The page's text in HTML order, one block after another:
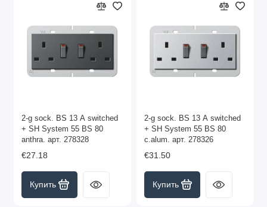
2-g sock. BS 13 A switched
+ SH System 55 BS 80
anthra. арт. 278328
€27.18
Купить
2-g sock. BS 13 A switched
+ SH System 55 BS 80
c.alum. арт. 278326
€31.50
Купить